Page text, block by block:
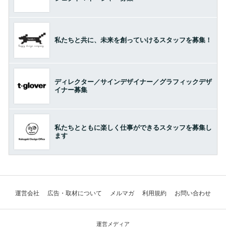
私たちと共に、未来を創っていけるスタッフを募集！
ディレクター／サインデザイナー／グラフィックデザ
イナー募集
私たちとともに楽しく仕事ができるスタッフを募集し
ます
運営会社 広告・取材について メルマガ 利用規約 お問い合わせ
運営メディア